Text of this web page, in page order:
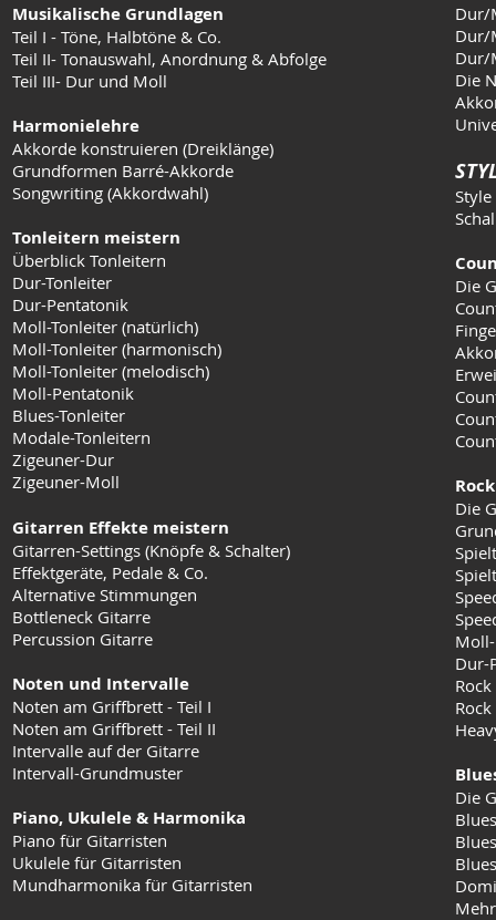
Musikalische Grundlagen
Teil I - Töne, Halbtöne & Co.
Teil II- Tonauswahl, Anordnung & Abfolge
Teil III- Dur und Moll
Harmonielehre
Akkorde konstruieren (Dreiklänge)
Grundformen Barré-Akkorde
Songwriting (Akkordwahl)
Tonleitern meistern
Überblick Tonleitern
Dur-Tonleiter
Dur-Pentatonik
Moll-Tonleiter (natürlich)
Moll-Tonleiter (harmonisch)
Moll-Tonleiter (melodisch)
Moll-Pentatonik
Blues-Tonleiter
Modale-Tonleitern
Zigeuner-Dur
Zigeuner-Moll
Gitarren Effekte meistern
Gitarren-Settings (Knöpfe & Schalter)
Effektgeräte, Pedale & Co.
Alternative Stimmungen
Bottleneck Gitarre
Percussion Gitarre
Noten und Intervalle
Noten am Griffbrett - Teil I
Noten am Griffbrett - Teil II
Intervalle auf der Gitarre
Intervall-Grundmuster
Piano, Ukulele & Harmonika
Piano für Gitarristen
Ukulele für Gitarristen
Mundharmonika für Gitarristen
Dur/
Dur/
Dur/
Die
Die
Die
Dur-
Die